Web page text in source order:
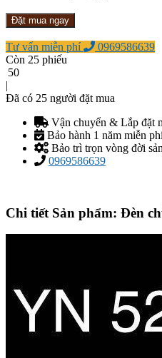
Đặt mua ngay
Tư vấn miễn phí
0969586639
Còn 25 phiếu
50
|
Đã có 25 người đặt mua
Vận chuyển & Lắp đặt
Bảo hành 1 năm miễn
Bảo trì trọn vòng đời
0969586639
Chi tiết Sản phẩm: Đèn